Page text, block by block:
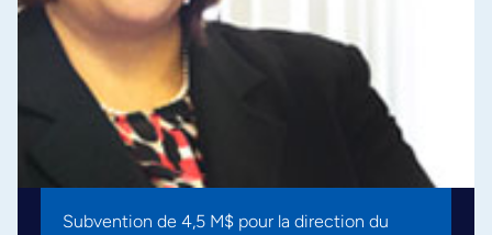
Subvention de 4,5 M$ pour la direction du